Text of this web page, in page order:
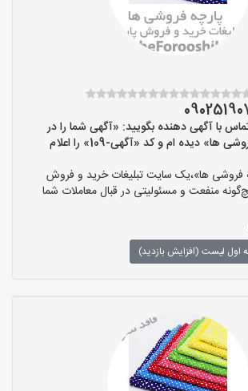
با آگهی دهنده بگویید: «آگهی شما را در
سایت «پارچه فروشی ها» دیده ام و کد «آگهی-109» را اعلام
فروشی ها»،یک سایت تبلیغات خرید و فروش
منفعت و مسئولیتی در قبال معاملات شما
اول لیست (افزایش بازدید)